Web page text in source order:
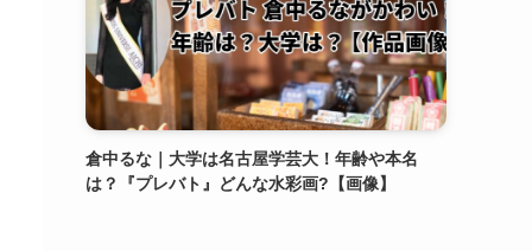
倉中るな｜大学は名古屋学芸大！年齢や本名
は？『プレバト』どんな水彩画?【画像】